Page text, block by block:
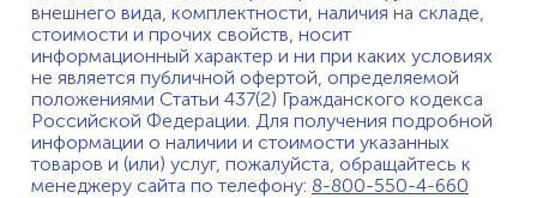
внешнего вида, комплектности, наличия на складе,
стоимости и прочих свойств, носит
информационный характер и ни при каких условиях
не является публичной офертой, определяемой
положениями Статьи 437(2) Гражданского кодекса
Российской Федерации. Для получения подробной
информации о наличии и стоимости указанных
товаров и (или) услуг, пожалуйста, обращайтесь к
менеджеру сайта по телефону: 8-800-550-4-660